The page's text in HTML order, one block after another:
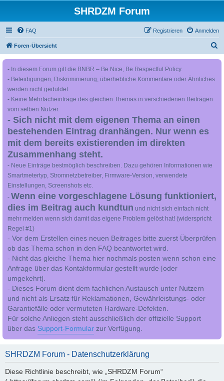
SHRDZM Forum
FAQ Anmelden
Registrieren
Foren-Übersicht
- In diesem Forum gilt die BNBR – Be Nice, Be Respectful Policy.
- Beleidigungen, Diskriminierung, überhebliche Kommentare oder Ähnliches
werden nicht geduldet.
- Keine Mehrfacheinträge des gleichen Themas in verschiedenen Beiträgen
vom selben Nutzer.
- Sich nicht mit dem eigenen Thema an einen
bestehenden Eintrag dranhängen. Nur wenn es
mit dem bereits existierenden im direkten
Zusammenhang steht.
- Neue Einträge bestmöglich beschreiben. Dazu gehören Informationen wie
Smartmetertyp, Stromnetzbetreiber, Firmware-Version, verwendete
Einstellungen, Screenshots etc.
- Wenn eine vorgeschlagene Lösung funktioniert,
dies im Beitrag auch kundtun und nicht sich einfach nicht
mehr melden wenn sich damit das eigene Problem gelöst hat! (widerspricht
Regel #1)
- Vor dem Erstellen eines neuen Beitrages bitte zuerst Überprüfen
ob das Thema schon in den FAQ beantwortet wird.
- Nicht das gleiche Thema hier nochmals posten wenn schon eine
Anfrage über das Kontakformular gestellt wurde [oder
umgekehrt].
- Dieses Forum dient dem fachlichen Austausch unter Nutzern
und nicht als Ersatz für Reklamationen, Gewährleistungs- oder
Garantiefälle oder vermuteten Hardware-Defekten.
Für solche Anliegen steht ausschließlich der offizielle Support
über das Support-Formular zur Verfügung.
SHRDZM Forum - Datenschutzerklärung
Diese Richtlinie beschreibt, wie „SHRDZM Forum“